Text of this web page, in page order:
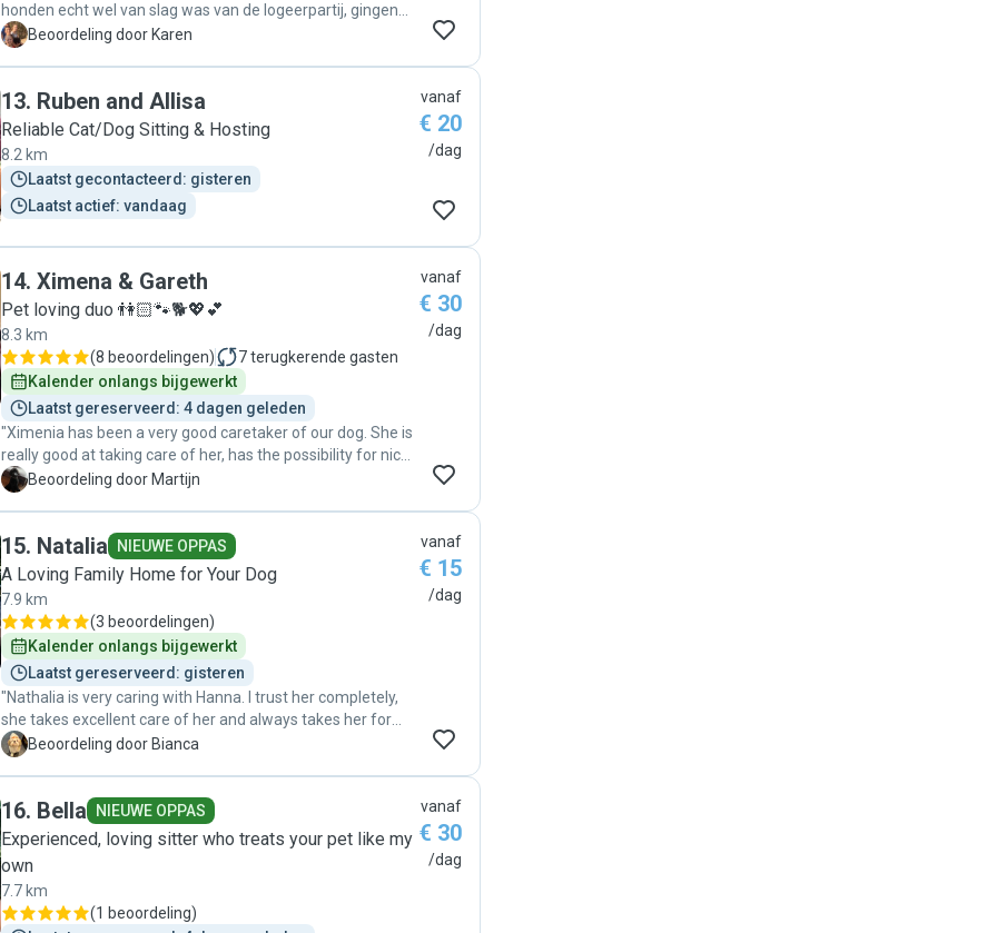
honden echt wel van slag was van de logeerpartij, gingen
ze daar flexibel mee om en kregen we de honden heel
K Beoordeling door Karen
13. Ruben and Allisa
Reliable Cat/Dog Sitting & Hosting
8.2 km
Laatst gecontacteerd: gisteren
Laatst actief: vandaag
vanaf
€ 20
/dag
14. Ximena & Gareth
Pet loving duo 👫🏻🐾🐕💖💕
8.3 km
(8 beoordelingen) 7terugkerende gasten
Kalender onlangs bijgewerkt
Laatst gereserveerd: 4 dagen geleden
"Ximenia has been a very good caretaker of our dog. She is
really good at taking care of her, has the possibility for nice
walks around the park and gives updates about how it is
M Beoordeling door Martijn
vanaf
€ 30
/dag
15. Natalia NIEUWE OPPAS
A Loving Family Home for Your Dog
7.9 km
(3 beoordelingen)
Kalender onlangs bijgewerkt
Laatst gereserveerd: gisteren
"Nathalia is very caring with Hanna. I trust her completely,
she takes excellent care of her and always takes her for
walks. My little dog loves staying with Nathalia and her
B Beoordeling door Bianca
vanaf
€ 15
/dag
16. Bella NIEUWE OPPAS
Experienced, loving sitter who treats your pet like my
own
7.7 km
(1 beoordeling)
vanaf
€ 30
/dag